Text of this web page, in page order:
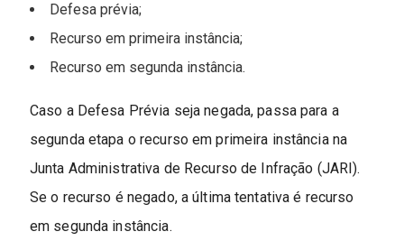
Defesa prévia;
Recurso em primeira instância;
Recurso em segunda instância.
Caso a Defesa Prévia seja negada, passa para a
segunda etapa o recurso em primeira instância na
Junta Administrativa de Recurso de Infração (JARI).
Se o recurso é negado, a última tentativa é recurso
em segunda instância.